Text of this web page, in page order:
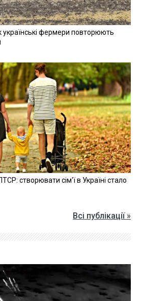
українські фермери повторюють
створювати сім'ї в Україні стало
Всі публікації »